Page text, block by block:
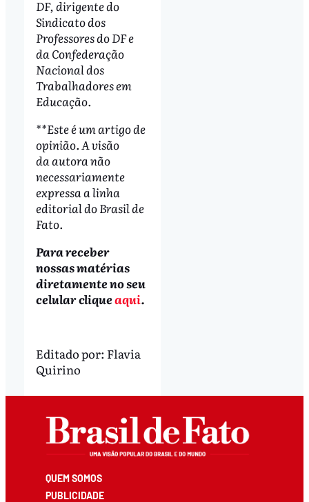
DF, dirigente do
Sindicato dos
Professores do DF e
da Confederação
Nacional dos
Trabalhadores em
Educação.
**Este é um artigo de
opinião. A visão
da autora não
necessariamente
expressa a linha
editorial do Brasil de
Fato.
Para receber
nossas matérias
diretamente no seu
celular cliqueaqui.
Editado por: Flavia
Quirino
QUEM SOMOS
PUBLICIDADE